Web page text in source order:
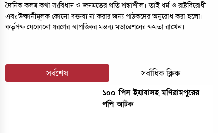
দৈনিক কলম কথা সংবিধান ও জনমতের প্রতি শ্রদ্ধাশীল। তাই ধর্ম ও রাষ্ট্রবিরোধী
এবং উষ্কানীমূলক কোনো বক্তব্য না করার জন্য পাঠকদের অনুরোধ করা হলো।
কর্তৃপক্ষ যেকোনো ধরণের আপত্তিকর মন্তব্য মডারেশনের ক্ষমতা রাখেন।
সর্বশেষ সর্বাধিক ক্লিক
১০০ পিস ইয়াবাসহ মণিরামপুরের
পপি আটক